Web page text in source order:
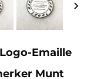
Emaille
Munt